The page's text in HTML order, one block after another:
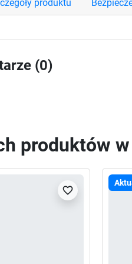
produktu
(0)
produktów
favorite_border